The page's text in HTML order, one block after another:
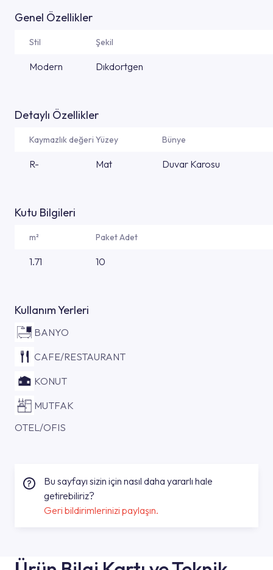
Genel Özellikler
Stil Şekil
Modern Dıkdortgen
Detaylı Özellikler
Kaymazlık değeri Yüzey Bünye
R- Mat Duvar Karosu
Kutu Bilgileri
m² Paket Adet
1.71 10
Kullanım Yerleri
BANYO
CAFE/RESTAURANT
KONUT
MUTFAK
OTEL/OFIS
Bu sayfayı sizin için nasıl daha yararlı hale
getirebiliriz?
Geri bildirimlerinizi paylaşın.